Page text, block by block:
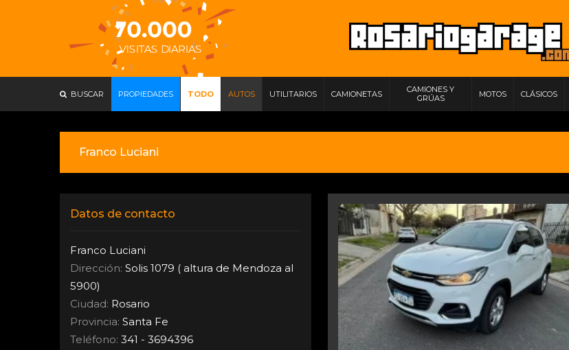
BUSCAR PROPIEDADES TODO AUTOS UTILITARIOS CAMIONETAS
CAMIONES Y
GRÚAS
MOTOS CLÁSICOS
Franco Luciani
Datos de contacto
Franco Luciani
Dirección: Solis 1079 ( altura de Mendoza al
5900)
Ciudad: Rosario
Provincia: Santa Fe
Teléfono: 341 - 3694396